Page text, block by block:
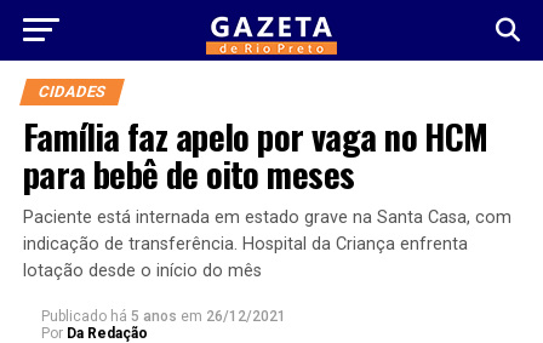
CIDADES
Família faz apelo por vaga no HCM
para bebê de oito meses
Paciente está internada em estado grave na Santa Casa, com
indicação de transferência. Hospital da Criança enfrenta
lotação desde o início do mês
Publicado há 5 anos em 26/12/2021
Por Da Redação